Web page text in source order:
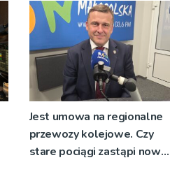
nie zostanie podpisana
Jest umowa na regionalne
przewozy kolejowe. Czy
stare pociągi zastąpi nowy